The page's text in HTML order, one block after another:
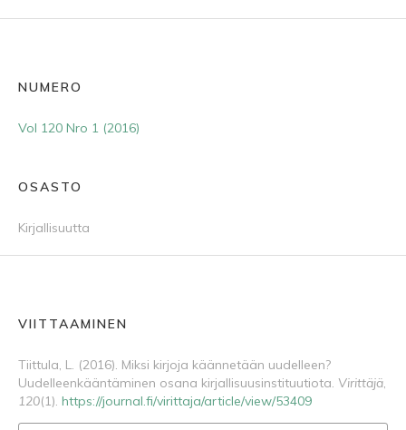
NUMERO
Vol 120 Nro 1 (2016)
OSASTO
Kirjallisuutta
VIITTAAMINEN
Tiittula, L. (2016). Miksi kirjoja käännetään uudelleen?
Uudelleenkääntäminen osana kirjallisuusinstituutiota. Virittäjä,
120(1). https://journal.fi/virittaja/article/view/53409